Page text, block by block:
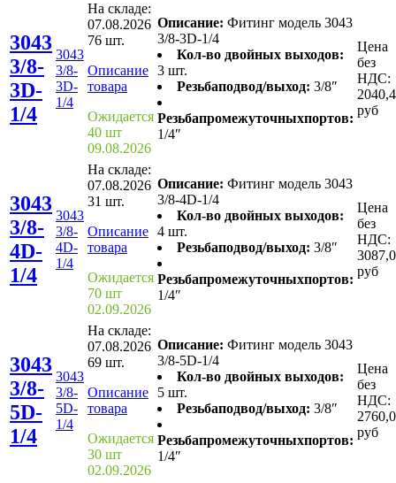
3043
3/8-
3D-
1/4
3043
3/8-
3D-
1/4
На складе:
07.08.2026
76 шт.
Описание
товара
Ожидается
40 шт
09.08.2026
Описание: Фитинг модель 3043
3/8-3D-1/4
Кол-во двойных выходов:
3 шт.
Резьбаподвод/выход: 3/8″
Резьбапромежуточныхпортов:
1/4″
Цена
без
НДС:
руб
3043
3/8-
4D-
1/4
3043
3/8-
4D-
1/4
На складе:
07.08.2026
31 шт.
Описание
товара
Ожидается
70 шт
02.09.2026
Описание: Фитинг модель 3043
3/8-4D-1/4
Кол-во двойных выходов:
4 шт.
Резьбаподвод/выход: 3/8″
Резьбапромежуточныхпортов:
1/4″
Цена
без
НДС:
руб
3043
3/8-
5D-
1/4
3043
3/8-
5D-
1/4
На складе:
07.08.2026
69 шт.
Описание
товара
Ожидается
30 шт
02.09.2026
Описание: Фитинг модель 3043
3/8-5D-1/4
Кол-во двойных выходов:
5 шт.
Резьбаподвод/выход: 3/8″
Резьбапромежуточныхпортов:
1/4″
Цена
без
НДС:
руб